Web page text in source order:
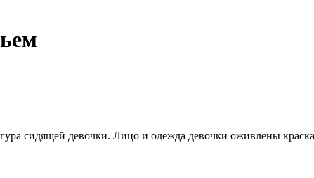
сидящей девочки. Лицо и одежда девочки оживлены